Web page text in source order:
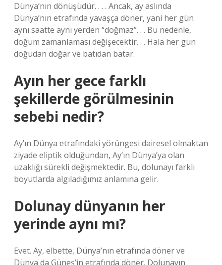
Dünya’nın dönüşüdür. . . . Ancak, ay aslında
Dünya’nın etrafında yavaşça döner, yani her gün
aynı saatte aynı yerden “doğmaz”. . . Bu nedenle,
doğum zamanlaması değişecektir. . . Hala her gün
doğudan doğar ve batıdan batar.
Ayın her gece farklı
şekillerde görülmesinin
sebebi nedir?
Ay’ın Dünya etrafındaki yörüngesi dairesel olmaktan
ziyade eliptik olduğundan, Ay’ın Dünya’ya olan
uzaklığı sürekli değişmektedir. Bu, dolunayı farklı
boyutlarda algıladığımız anlamına gelir.
Dolunay dünyanın her
yerinde aynı mı?
Evet. Ay, elbette, Dünya’nın etrafında döner ve
Dünya da Güneş’in etrafında döner. Dolunayın